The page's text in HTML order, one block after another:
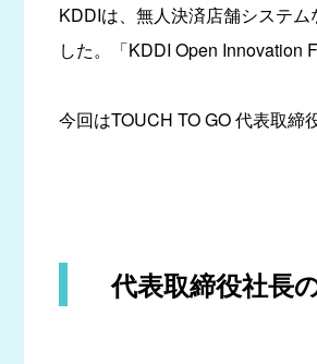
KDDIは、無人決済店舗システ
した。「KDDI Open Innovation
今回はTOUCH TO GO 代表取締
代表取締役社長